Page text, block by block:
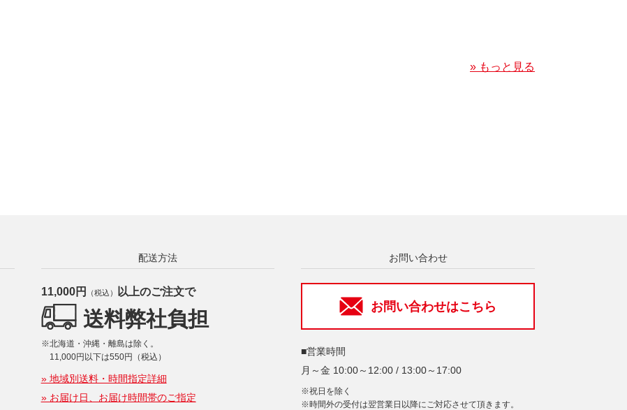
» もっと見る
配送方法
11,000円 （税込） 以上のご注文で
送料弊社負担
※北海道・沖縄・離島は除く。
11,000円以下は550円（税込）
» 地域別送料・時間指定詳細
» お届け日、お届け時間帯のご指定
お問い合わせ
お問い合わせはこちら
■営業時間
月～金 10:00～12:00 / 13:00～17:00
※祝日を除く
※時間外の受付は翌営業日以降にご対応させて頂きます。